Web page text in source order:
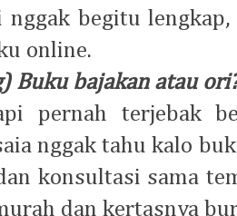
begitu
online.
Buku bajakan atau
pernah terjebak
nggak tahu kalo
konsultasi sama
dan kertasnya